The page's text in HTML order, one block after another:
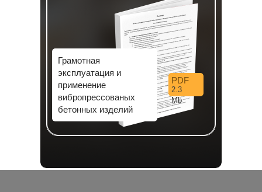
Грамотная
эксплуатация и
применение
вибропрессованых
бетонных изделий
PDF
2.3
Mb